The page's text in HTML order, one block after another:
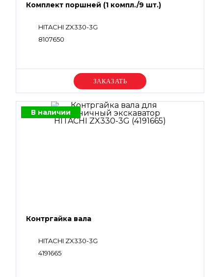
Комплект поршней (1 компл./9 шт.)
HITACHI ZX330-3G
8107650
Уточняйте цену
В наличии
Контргайка вала
HITACHI ZX330-3G
4191665